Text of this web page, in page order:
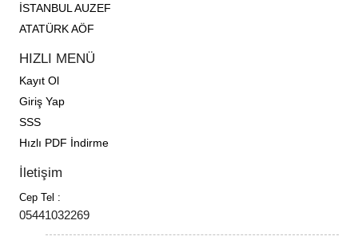
İSTANBUL AUZEF
ATATÜRK AÖF
HIZLI MENÜ
Kayıt Ol
Giriş Yap
SSS
Hızlı PDF İndirme
İletişim
Cep Tel :
05441032269